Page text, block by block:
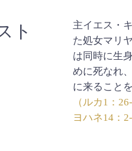
ト
主イエス・
た処女マリ
は同時に生
めに死なれ
に来ること
（ルカ1：
ヨハネ14：